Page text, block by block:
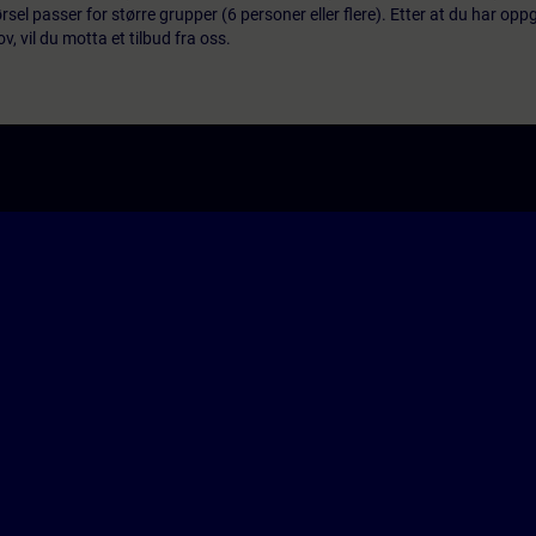
passer for større grupper (6 personer eller flere). Etter at du har
vil du motta et tilbud fra oss.